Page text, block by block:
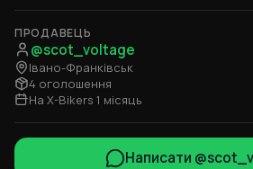
ПРОДАВЕЦЬ
@scot_voltage
Івано-Франківськ
4 оголошення
На X-Bikers 1 місяць
Написати